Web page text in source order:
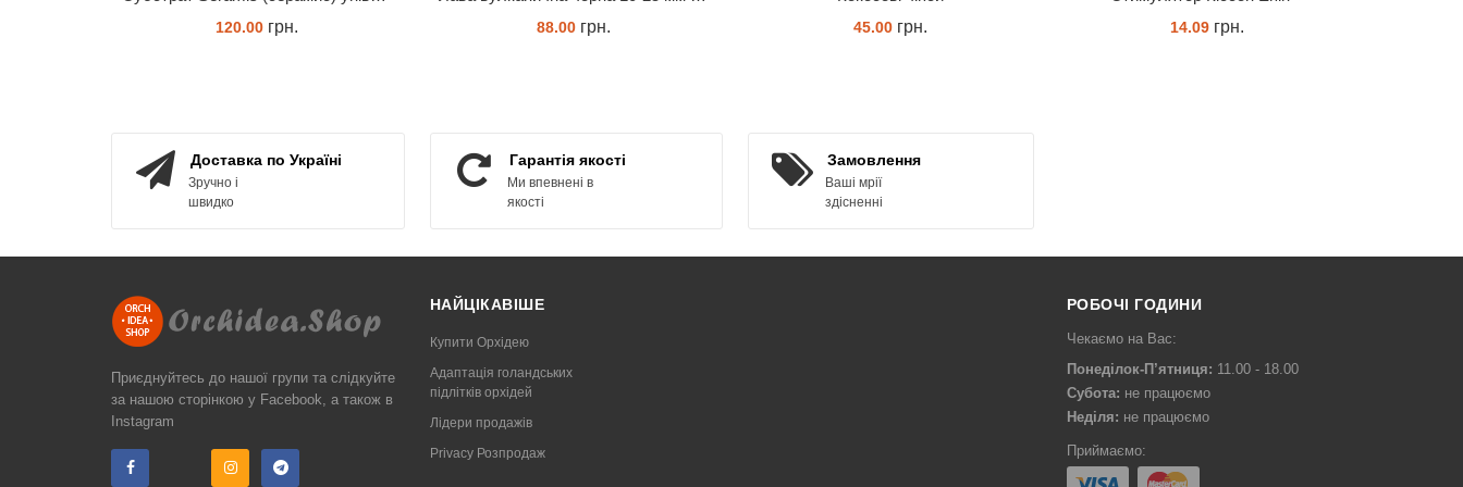
120.00грн. 88.00грн. 45.00грн. 14.09грн.
Доставка по Україні
Зручно і
швидко
Гарантія якості
Ми впевнені в
якості
Замовлення
Ваші мрії
здісненні
Приєднуйтесь до нашої групи та слідкуйте
за нашою сторінкою у Facebook, а також в
Instagram
НАЙЦІКАВІШЕ
Купити Орхідею
Адаптація голандських
підлітків орхідей
Лідери продажів
Privacy Розпродаж
РОБОЧІ ГОДИНИ
Чекаємо на Вас:
Понеділок-П’ятниця: 11.00 - 18.00
Субота: не працюємо
Неділя: не працюємо
Приймаємо: